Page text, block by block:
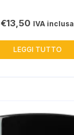
€13,50 IVA inclusa
LEGGI TUTTO